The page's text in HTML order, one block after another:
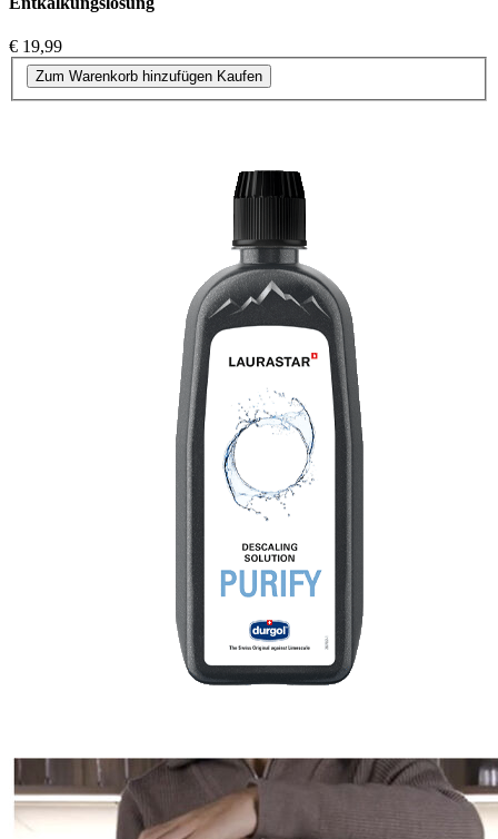
€ 19,99
Zum Warenkorb hinzufügen Kaufen